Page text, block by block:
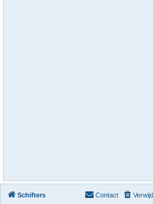
Schifters Contact